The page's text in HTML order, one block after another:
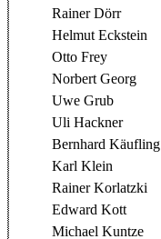
Rainer Dörr
Helmut Eckstein
Otto Frey
Norbert Georg
Uwe Grub
Uli Hackner
Bernhard Käufling
Karl Klein
Rainer Korlatzki
Edward Kott
Michael Kuntze